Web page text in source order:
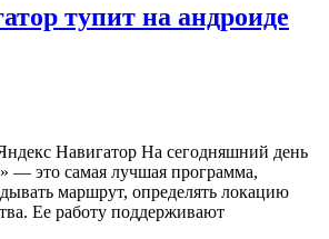
что
тупит на андроиде
Навигатор На сегодняшний день
— это самая лучшая программа,
маршрут, определять локацию
Ее работу поддерживают